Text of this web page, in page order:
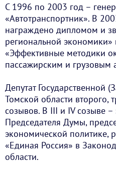
С 1996 по 2003 год –
«Автотранспортник». В
награждено дипломом и
региональной
«Эффективные методики
пассажирским и грузовым
Депутат Государственной
Томской области второго,
созывов. В III и IV созыве –
Председателя Думы,
экономической политике,
«Единая Россия» в
области.